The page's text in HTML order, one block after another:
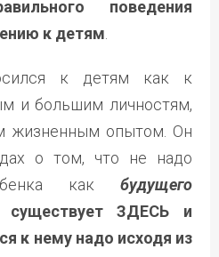
поведения
к детям
к детям как к
и большим личностям,
жизненным опытом. Он
о том, что не надо
как будущего
ЗДЕСЬ и
к нему надо исходя из